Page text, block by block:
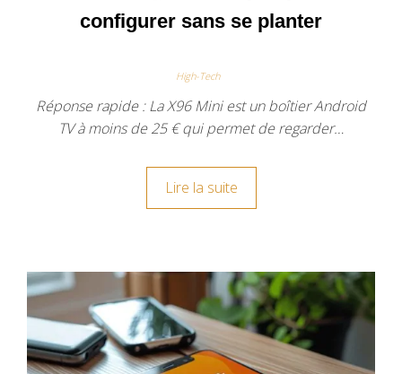
configurer sans se planter
High-Tech
Réponse rapide : La X96 Mini est un boîtier Android
TV à moins de 25 € qui permet de regarder…
Lire la suite